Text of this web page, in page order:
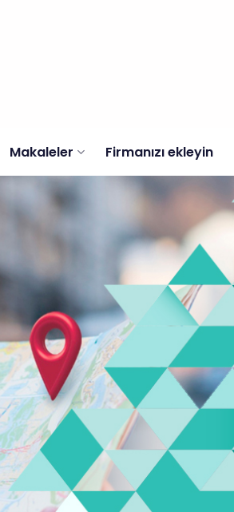
Makaleler Firmanızı ekleyin